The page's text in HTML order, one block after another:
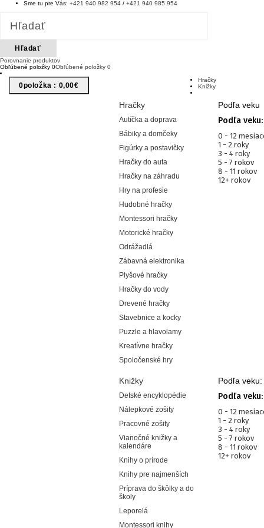
Sme tu pre Vás: +421 940 982 954 / +421 940 985 954
Hľadať
Porovnanie produktov
Obľúbené položky 0Obľúbené položky 0
0Položka : 0,00€
Hračky
Hračky
Autíčka a doprava
Bábiky a domčeky
Figúrky a postavičky
Hračky do auta
Hračky na záhradu
Hry na profesie
Hudobné hračky
Montessori hračky
Motorické hračky
Odrážadlá
Zábavná elektronika
Plyšové hračky
Hračky do vody
Drevené hračky
Stavebnice a kocky
Puzzle a hlavolamy
Kreatívne hračky
Spoločenské hry
Podľa veku
Podľa veku:
0 - 12
1 - 2 roky
3 - 4 roky
5 - 7 rokov
8 - 11 rokov
12+ rokov
Knižky
Knižky
Detské encyklopédie
Nálepkové zošity
Pracovné zošity
Vianočné knižky a
kalendáre
Knihy o prírode
Knihy pre najmenších
Príprava do škôlky a do
školy
Leporelá
Montessori knihy
Podľa veku:
Podľa veku:
0 - 12
1 - 2 roky
3 - 4 roky
5 - 7 rokov
8 - 11 rokov
12+ rokov